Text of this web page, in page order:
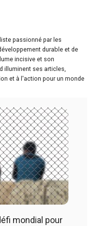
passionné par les
durable et de
incisive et son
illuminent ses articles,
et à l'action pour un monde
mondial pour